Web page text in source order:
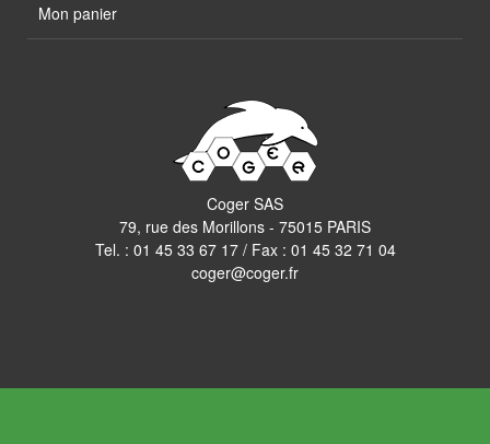
Mon panier
Coger SAS
79, rue des Morillons - 75015 PARIS
Tel. : 01 45 33 67 17/ Fax : 01 45 32 71 04
coger@coger.fr